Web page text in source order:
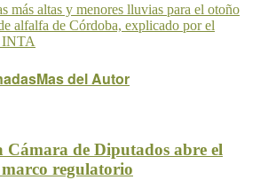
más altas y menores lluvias para el otoño
alfalfa de Córdoba, explicado por el
INTA
Mas del Autor
Cámara de Diputados abre el
marco regulatorio